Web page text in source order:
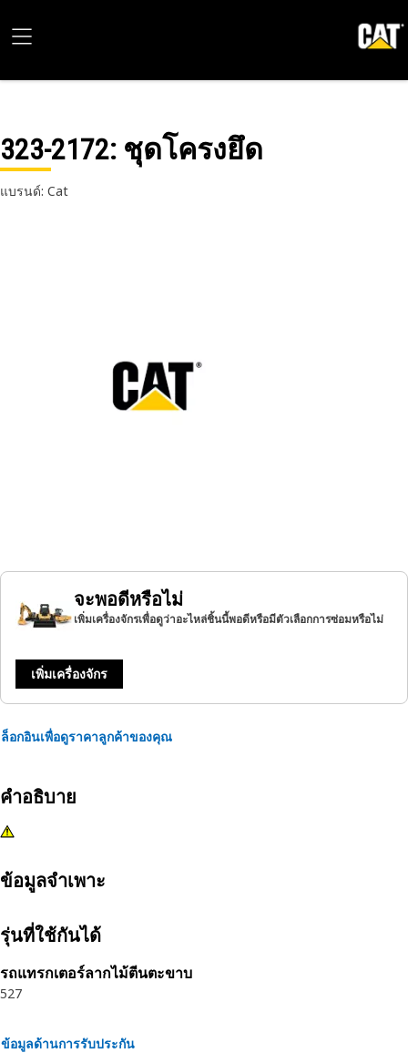
323-2172: ชุดโครงยึด
แบรนด์: Cat
จะพอดีหรือไม่
เพิ่มเครื่องจักรเพื่อดูว่าอะไหล่ชิ้นนี้พอดีหรือมีตัวเลือกการซ่อมหรือไม่
เพิ่มเครื่องจักร
ล็อกอินเพื่อดูราคาลูกค้าของคุณ
คำอธิบาย
ข้อมูลจำเพาะ
รุ่นที่ใช้กันได้
รถแทรกเตอร์ลากไม้ตีนตะขาบ
527
ข้อมูลด้านการรับประกัน